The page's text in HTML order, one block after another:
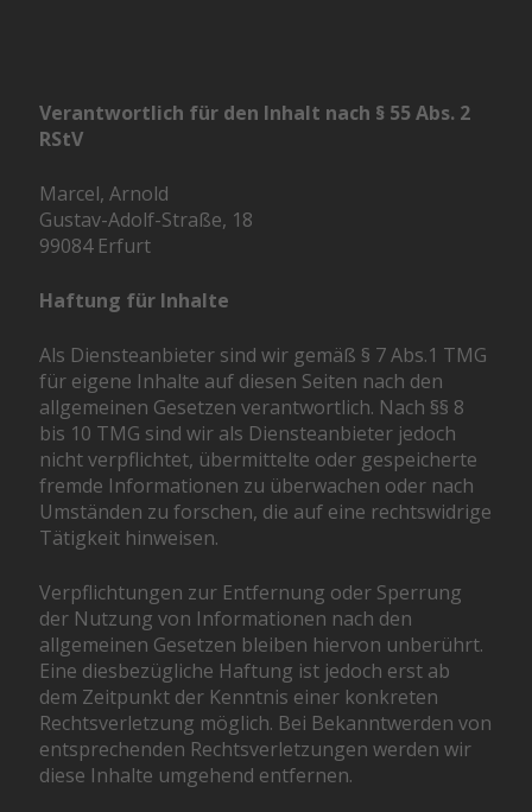
Verantwortlich für den Inhalt nach § 55 Abs. 2
RStV
Marcel, Arnold
Gustav-Adolf-Straße, 18
99084 Erfurt
Haftung für Inhalte
Als Diensteanbieter sind wir gemäß § 7 Abs.1 TMG
für eigene Inhalte auf diesen Seiten nach den
allgemeinen Gesetzen verantwortlich. Nach §§ 8
bis 10 TMG sind wir als Diensteanbieter jedoch
nicht verpflichtet, übermittelte oder gespeicherte
fremde Informationen zu überwachen oder nach
Umständen zu forschen, die auf eine rechtswidrige
Tätigkeit hinweisen.
Verpflichtungen zur Entfernung oder Sperrung
der Nutzung von Informationen nach den
allgemeinen Gesetzen bleiben hiervon unberührt.
Eine diesbezügliche Haftung ist jedoch erst ab
dem Zeitpunkt der Kenntnis einer konkreten
Rechtsverletzung möglich. Bei Bekanntwerden von
entsprechenden Rechtsverletzungen werden wir
diese Inhalte umgehend entfernen.